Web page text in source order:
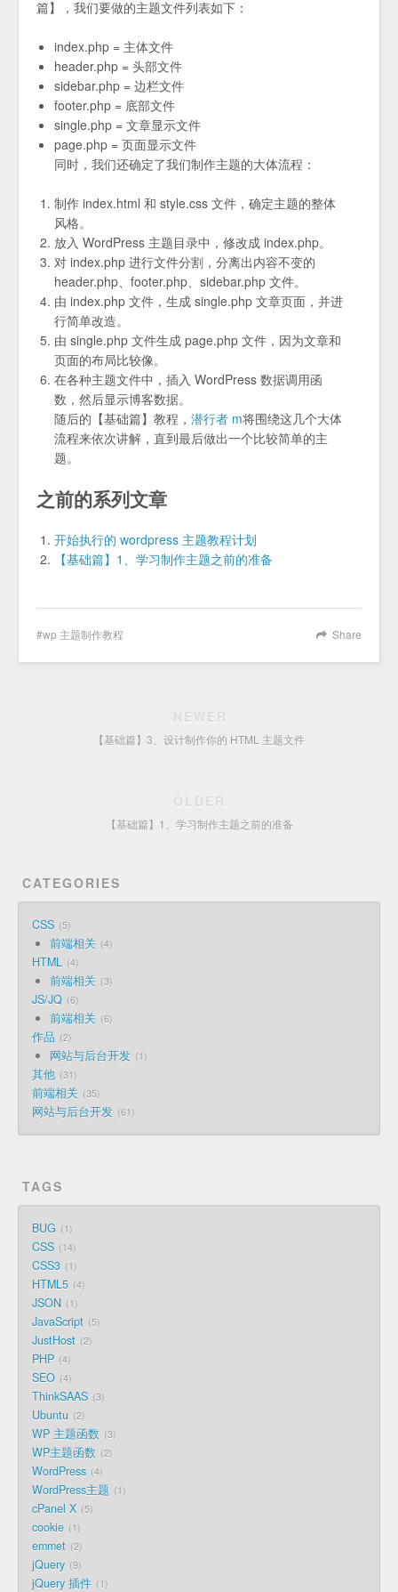
篇】，我们要做的主题文件列表如下：
index.php = 主体文件
header.php = 头部文件
sidebar.php = 边栏文件
footer.php = 底部文件
single.php = 文章显示文件
page.php = 页面显示文件
同时，我们还确定了我们制作主题的大体流程：
制作 index.html 和 style.css 文件，确定主题的整体
风格。
放入 WordPress 主题目录中，修改成 index.php。
对 index.php 进行文件分割，分离出内容不变的
header.php、footer.php、sidebar.php 文件。
由 index.php 文件，生成 single.php 文章页面，并进
行简单改造。
由 single.php 文件生成 page.php 文件，因为文章和
页面的布局比较像。
在各种主题文件中，插入 WordPress 数据调用函
数，然后显示博客数据。
随后的【基础篇】教程， 潜行者 m将围绕这几个大体
流程来依次讲解，直到最后做出一个比较简单的主
题。
之前的系列文章
开始执行的 wordpress 主题教程计划
【基础篇】1、学习制作主题之前的准备
Share
wp 主题制作教程
NEWER
【基础篇】3、设计制作你的 HTML 主题文件
OLDER
【基础篇】1、学习制作主题之前的准备
CATEGORIES
CSS 5
前端相关 4
HTML 4
前端相关 3
JS/JQ 6
前端相关 6
作品 2
网站与后台开发 1
其他 31
前端相关 35
网站与后台开发 61
TAGS
BUG 1
CSS 14
CSS3 1
HTML5 4
JSON 1
JavaScript 5
JustHost 2
PHP 4
SEO 4
ThinkSAAS 3
Ubuntu 2
WP 主题函数 3
WP主题函数 2
WordPress 4
WordPress主题 1
cPanel X 5
cookie 1
emmet 2
jQuery 9
jQuery 插件 1